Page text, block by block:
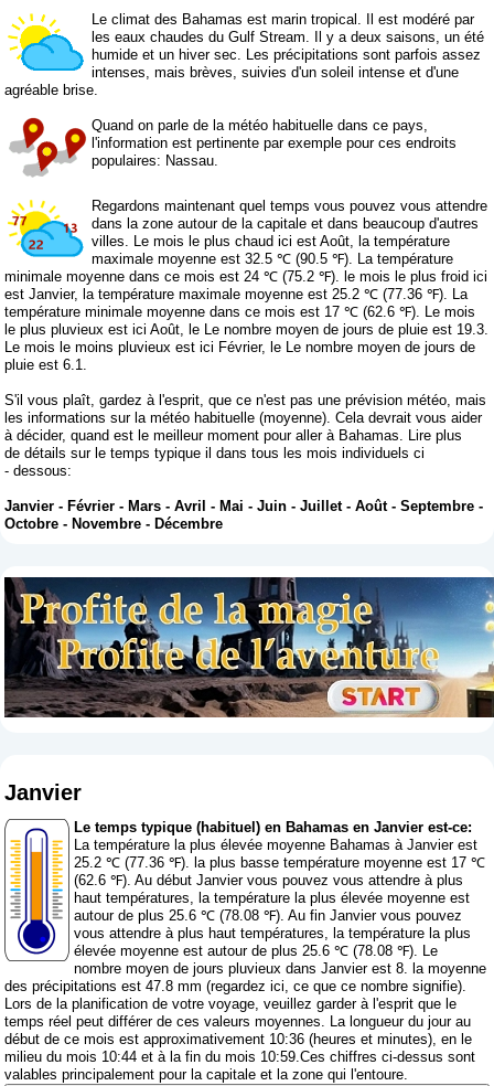
Le climat des Bahamas est marin tropical. Il est modéré par
les eaux chaudes du Gulf Stream. Il y a deux saisons, un été
humide et un hiver sec. Les précipitations sont parfois assez
intenses, mais brèves, suivies d'un soleil intense et d'une
agréable brise.
Quand on parle de la météo habituelle dans ce pays,
l'information est pertinente par exemple pour ces endroits
populaires: Nassau.
Regardons maintenant quel temps vous pouvez vous attendre
dans la zone autour de la capitale et dans beaucoup d'autres
villes. Le mois le plus chaud ici est Août, la température
maximale moyenne est 32.5 ℃ (90.5 ℉). La température
minimale moyenne dans ce mois est 24 ℃ (75.2 ℉). le mois le plus froid ici
est Janvier, la température maximale moyenne est 25.2 ℃ (77.36 ℉). La
température minimale moyenne dans ce mois est 17 ℃ (62.6 ℉). Le mois
le plus pluvieux est ici Août, le Le nombre moyen de jours de pluie est 19.3.
Le mois le moins pluvieux est ici Février, le Le nombre moyen de jours de
pluie est 6.1.
S'il vous plaît, gardez à l'esprit, que ce n'est pas une prévision météo, mais
les informations sur la météo habituelle (moyenne). Cela devrait vous aider
à décider, quand est le meilleur moment pour aller à Bahamas. Lire plus
de détails sur le temps typique il dans tous les mois individuels ci
- dessous:
Janvier -Février -Mars -Avril -Mai -Juin -Juillet-Août-Septembre -
Octobre -Novembre -Décembre
Janvier
Le temps typique (habituel) en Bahamas en Janvier est-ce:
La température la plus élevée moyenne Bahamas à Janvier est
25.2 ℃ (77.36 ℉). la plus basse température moyenne est 17 ℃
(62.6 ℉). Au début Janvier vous pouvez vous attendre à plus
haut températures, la température la plus élevée moyenne est
autour de plus 25.6 ℃ (78.08 ℉). Au fin Janvier vous pouvez
vous attendre à plus haut températures, la température la plus
élevée moyenne est autour de plus 25.6 ℃ (78.08 ℉). Le
nombre moyen de jours pluvieux dans Janvier est 8. la moyenne
des précipitations est 47.8 mm (regardez ici, ce que ce nombre signifie).
Lors de la planification de votre voyage, veuillez garder à l'esprit que le
temps réel peut différer de ces valeurs moyennes. La longueur du jour au
début de ce mois est approximativement 10:36 (heures et minutes), en le
milieu du mois 10:44 et à la fin du mois 10:59.Ces chiffres ci-dessus sont
valables principalement pour la capitale et la zone qui l'entoure.